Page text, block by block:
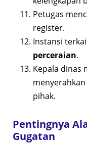
Petugas
register.
Instansi
perceraian.
Kepala dinas
pihak.
Pentingnya
Gugatan